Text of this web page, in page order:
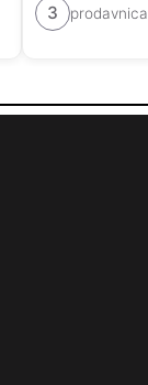
3 prodavnica